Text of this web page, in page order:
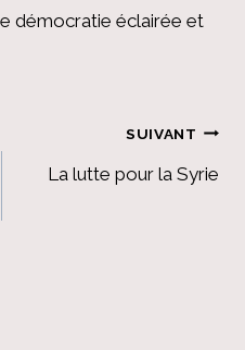
démocratie éclairée et
SUIVANT
La lutte pour la Syrie